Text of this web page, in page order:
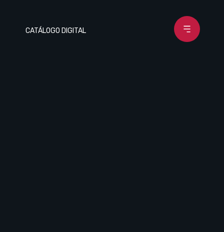
CATÁLOGO DIGITAL